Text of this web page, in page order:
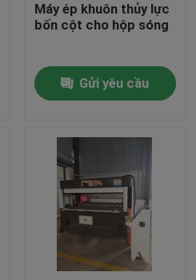
Máy ép khuôn thủy lực
bốn cột cho hộp sóng
Gửi yêu cầu